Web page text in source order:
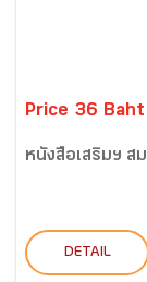
Price 36 Baht
หนังสือเสริมฯ ส
DETAIL